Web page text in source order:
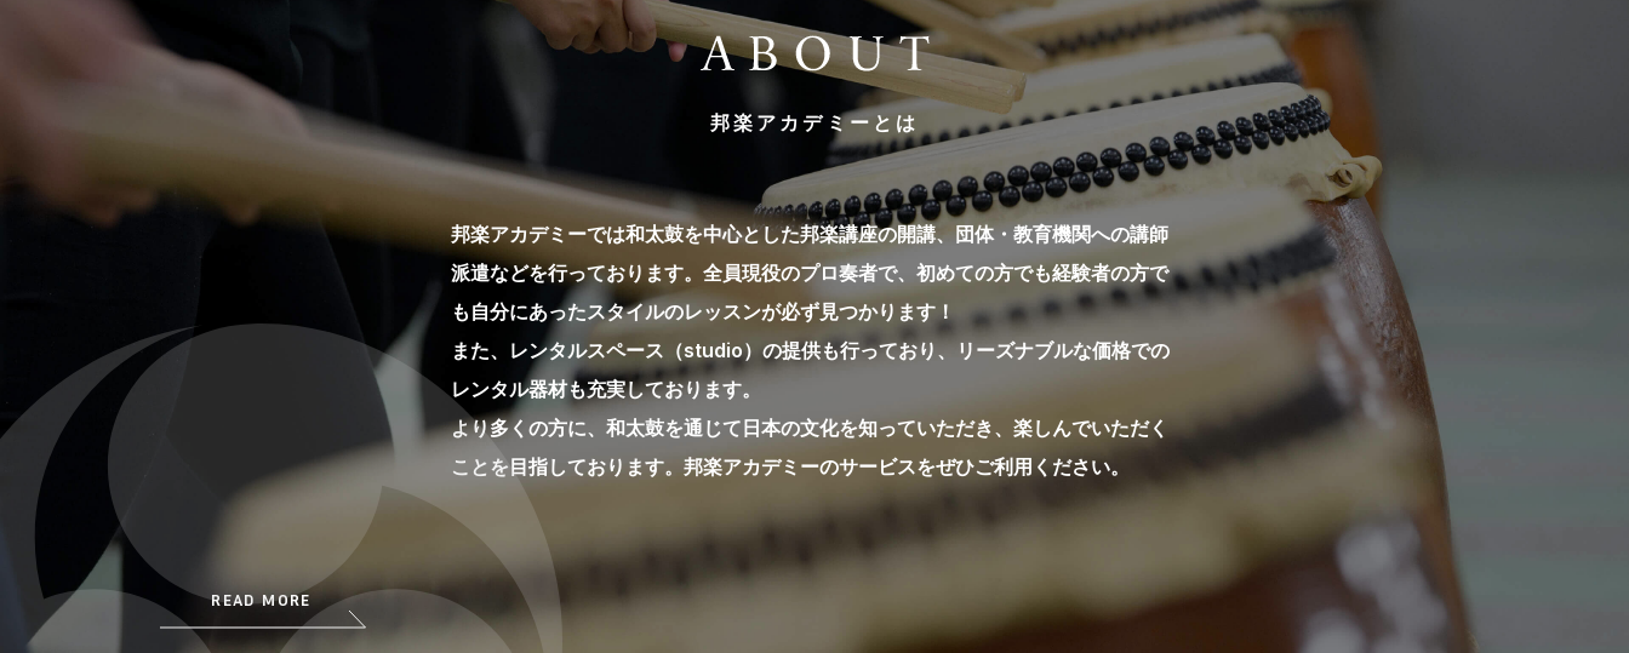
邦楽アカデミーとは
邦楽アカデミーでは和太鼓を中心とした邦楽講座の開講、団体・教育機関への講師
派遣などを行っております。全員現役のプロ奏者で、初めての方でも経験者の方で
も自分にあったスタイルのレッスンが必ず見つかります！
また、レンタルスペース（studio）の提供も行っており、リーズナブルな価格での
レンタル器材も充実しております。
より多くの方に、和太鼓を通じて日本の文化を知っていただき、楽しんでいただく
ことを目指しております。邦楽アカデミーのサービスをぜひご利用ください。
READ MORE